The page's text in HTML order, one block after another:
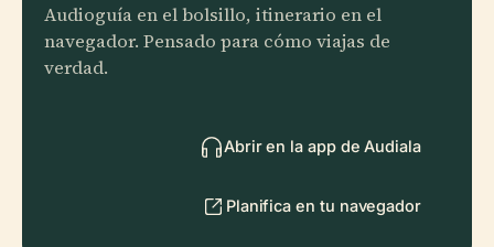
Audioguía en el bolsillo, itinerario en el
navegador. Pensado para cómo viajas de
verdad.
Abrir en la app de Audiala
Planifica en tu navegador